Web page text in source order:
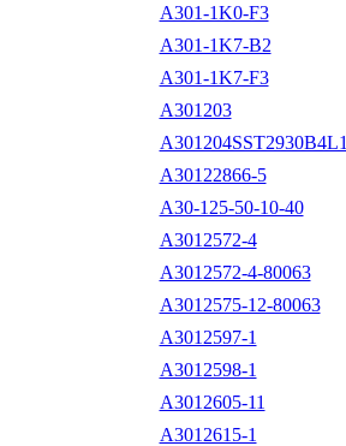
A301-1K0-F3
A301-1K7-B2
A301-1K7-F3
A301203
A301204SST2930B4L1
A30122866-5
A30-125-50-10-40
A3012572-4
A3012572-4-80063
A3012575-12-80063
A3012597-1
A3012598-1
A3012605-11
A3012615-1